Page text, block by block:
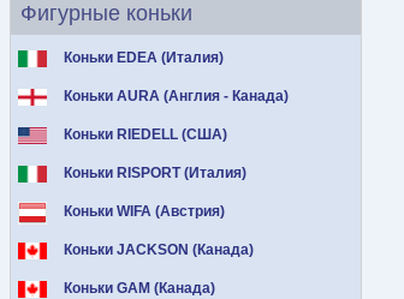
Фигурные коньки
Коньки EDEA (Италия)
Коньки AURA (Англия - Канада)
Коньки RIEDELL (США)
Коньки RISPORT (Италия)
Коньки WIFA (Австрия)
Коньки JACKSON (Канада)
Коньки GAM (Канада)